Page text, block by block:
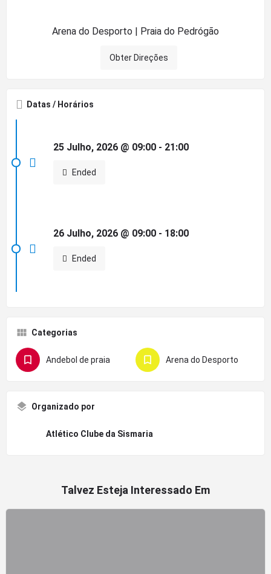
Arena do Desporto | Praia do Pedrógão
Obter Direções
Datas / Horários
25 Julho, 2026 @ 09:00 - 21:00
Ended
26 Julho, 2026 @ 09:00 - 18:00
Ended
Categorias
Andebol de praia Arena do Desporto
Organizado por
Atlético Clube da Sismaria
Talvez Esteja Interessado Em